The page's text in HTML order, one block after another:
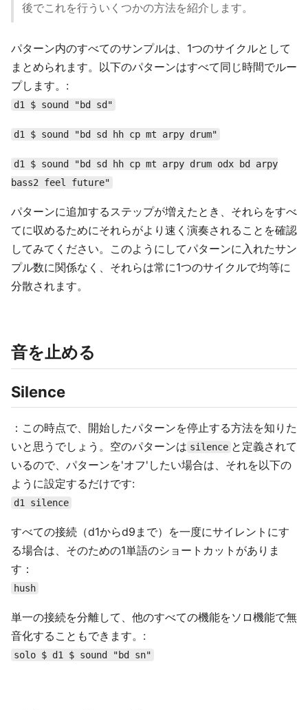
後でこれを行ういくつかの方法を紹介します。
パターン内のすべてのサンプルは、1つのサイクルとして
まとめられます。以下のパターンはすべて同じ時間でルー
プします。:
d1 $ sound "bd sd"
d1 $ sound "bd sd hh cp mt arpy drum"
d1 $ sound "bd sd hh cp mt arpy drum odx bd arpy
bass2 feel future"
パターンに追加するステップが増えたとき、それらをすべ
てに収めるためにそれらがより速く演奏されることを確認
してみてください。このようにしてパターンに入れたサン
プル数に関係なく、それらは常に1つのサイクルで均等に
分散されます。
音を止める
Silence
：この時点で、開始したパターンを停止する方法を知りた
いと思うでしょう。空のパターンは silence と定義されて
いるので、パターンを'オフ'したい場合は、それを以下の
ように設定するだけです:
d1 silence
すべての接続（d1からd9まで）を一度にサイレントにす
る場合は、そのための1単語のショートカットがありま
す：
hush
単一の接続を分離して、他のすべての機能をソロ機能で無
音化することもできます。:
solo $ d1 $ sound "bd sn"